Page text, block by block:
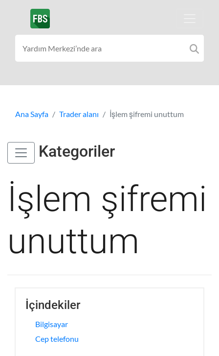
Ana Sayfa Trader alanı İşlem şifremi unuttum
Kategoriler
İşlem şifremi
unuttum
İçindekiler
Bilgisayar
Cep telefonu